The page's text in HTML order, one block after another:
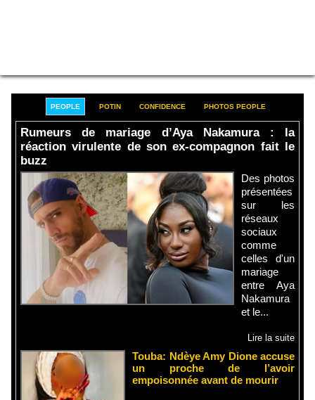
PEOPLE POTIN CONFIDENCE PHOTOS PEOPLE
Rumeurs de mariage d’Aya Nakamura : la
réaction virulente de son ex-compagnon fait le
buzz
Des photos
présentées
sur les
réseaux
sociaux
comme
celles d'un
mariage
entre Aya
Nakamura
et le...
Lire la suite
Touba: Ndèye Amy Dione accuse
un proche de l’avoir
empoisonnée avant de mourir